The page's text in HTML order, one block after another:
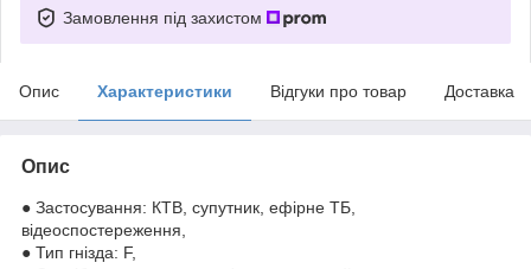
Замовлення під захистом
Опис Характеристики Відгуки про товар Доставка
Опис
● Застосування: КТВ, супутник, ефірне ТБ,
відеоспостереження,
● Тип гнізда: F,